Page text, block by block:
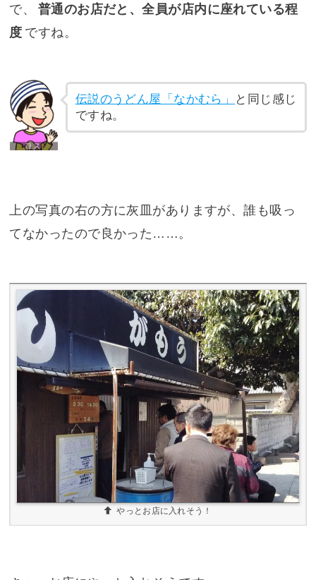
で、
普通のお店だと、全員が店内に座れている程
度 ですね。
伝説のうどん屋「なかむら」
と同じ感じ
ですね。
上の写真の右の方に灰皿がありますが、誰も吸っ
てなかったので良かった……。
やっとお店に入れそう！